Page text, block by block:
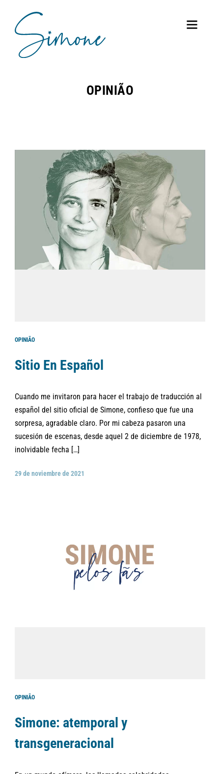
OPINIÃO
OPINIÃO
Sitio En Español
Cuando me invitaron para hacer el trabajo de traducción al
español del sitio oficial de Simone, confieso que fue una
sorpresa, agradable claro. Por mi cabeza pasaron una
sucesión de escenas, desde aquel 2 de diciembre de 1978,
inolvidable fecha […]
29 de noviembre de 2021
OPINIÃO
Simone: atemporal y
transgeneracional